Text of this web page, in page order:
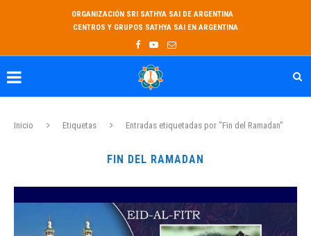
ORGANIZACIÓN SRI SATHYA SAI DE ARGENTINA
CENTROS Y GRUPOS SATHYA SAI EN ARGENTINA
Inicio Etiquetas Entradas etiquetadas por "Fin del Ramadan"
FIN DEL RAMADAN